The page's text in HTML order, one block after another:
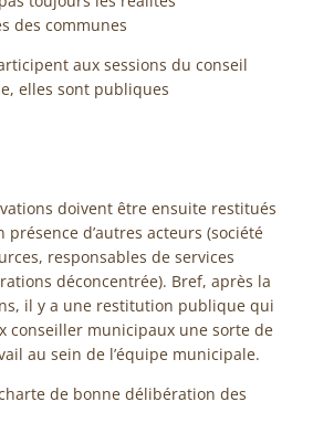
des communes
aux sessions du conseil
elles sont publiques
doivent être ensuite restitués
d’autres acteurs (société
responsables de services
déconcentrée). Bref, après la
il y a une restitution publique qui
conseiller municipaux une sorte de
au sein de l’équipe municipale.
charte de bonne délibération des